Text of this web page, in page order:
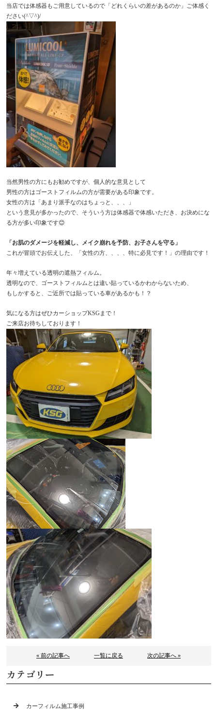
当店では体感器もご用意しているので「どれくらいの差があるのか」ご体感く
ださい(^▽^)/
当然男性の方にもお勧めですが、個人的な意見として
男性の方はゴーストフィルムの方が需要がある印象です。
女性の方は「あまり派手なのはちょっと、、、」
という意見が多かったので、そういう方は体感器で体感いただき、お決めにな
る方が多い印象です😊
「お肌のダメージを軽減し、メイク崩れを予防、お子さんを守る」
これが冒頭でお伝えした、「女性の方、、、、特に必見です！」の理由です！
年々増えている透明の遮熱フィルム。
透明なので、ゴーストフィルムとは違い貼っているかわからないため、
もしかすると、ご近所では貼っている車があるかも！？
気になる方はぜひカーショップKSGまで！
ご来店お待ちしております！
« 前の記事へ 一覧に戻る 次の記事へ »
カテゴリー
カーフィルム施工事例